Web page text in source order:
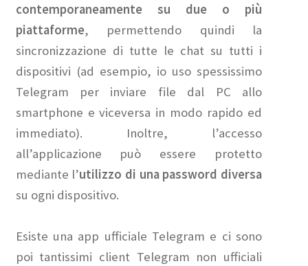
contemporaneamente su due o più
piattaforme, permettendo quindi la
sincronizzazione di tutte le chat su tutti i
dispositivi (ad esempio, io uso spessissimo
Telegram per inviare file dal PC allo
smartphone e viceversa in modo rapido ed
immediato). Inoltre, l’accesso
all’applicazione può essere protetto
mediante l’utilizzo di una password diversa
su ogni dispositivo.
Esiste una app ufficiale Telegram e ci sono
poi tantissimi client Telegram non ufficiali